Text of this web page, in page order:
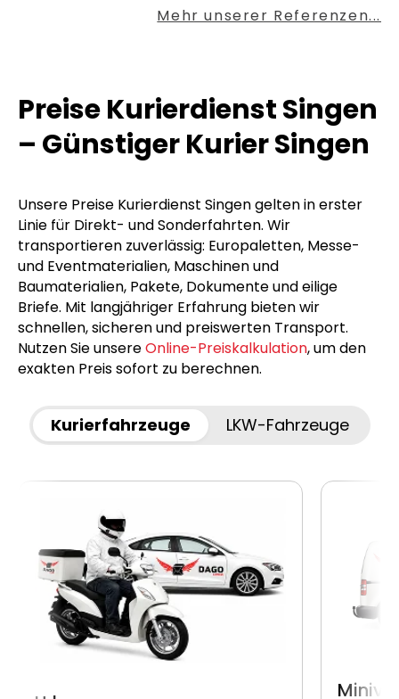
Mehr unserer Referenzen...
Preise Kurierdienst Singen
– Günstiger Kurier Singen
Unsere Preise Kurierdienst Singen gelten in erster
Linie für Direkt- und Sonderfahrten. Wir
transportieren zuverlässig: Europaletten, Messe-
und Eventmaterialien, Maschinen und
Baumaterialien, Pakete, Dokumente und eilige
Briefe. Mit langjähriger Erfahrung bieten wir
schnellen, sicheren und preiswerten Transport.
Nutzen Sie unsereOnline-Preiskalkulation, um den
exakten Preis sofort zu berechnen.
Kurierfahrzeuge LKW-Fahrzeuge